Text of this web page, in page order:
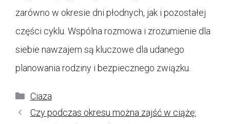
zarówno w okresie dni płodnych, jak i pozostałej
części cyklu. Wspólna rozmowa i zrozumienie dla
siebie nawzajem są kluczowe dla udanego
planowania rodziny i bezpiecznego związku.
Kategorie
Ciaza
Czy podczas okresu można zajść w ciążę: